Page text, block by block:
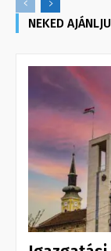
NEKED